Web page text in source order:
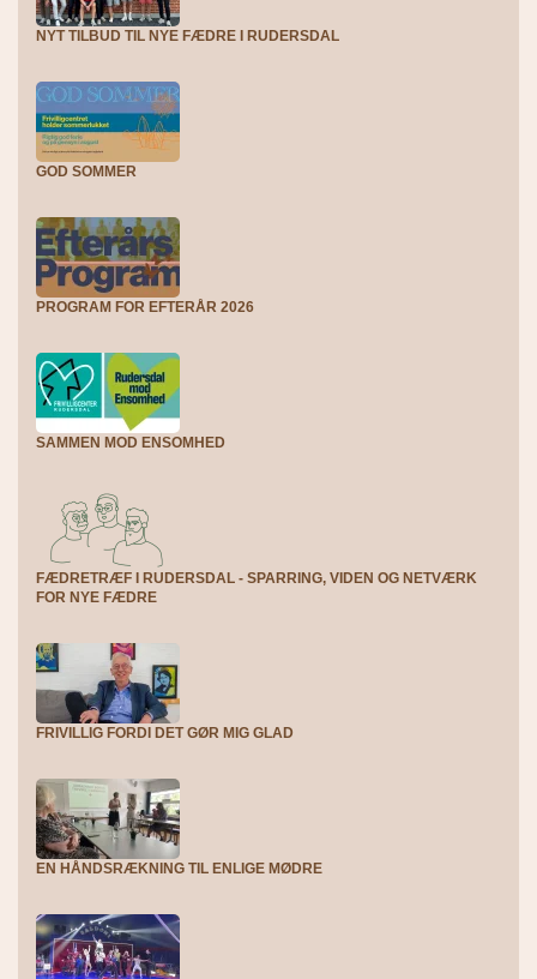
NYT TILBUD TIL NYE FÆDRE I RUDERSDAL
GOD SOMMER
PROGRAM FOR EFTERÅR 2026
SAMMEN MOD ENSOMHED
FÆDRETRÆF I RUDERSDAL - SPARRING, VIDEN OG NETVÆRK
FOR NYE FÆDRE
FRIVILLIG FORDI DET GØR MIG GLAD
EN HÅNDSRÆKNING TIL ENLIGE MØDRE